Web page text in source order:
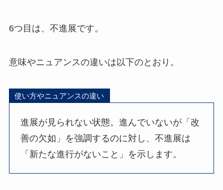
6つ目は、不進展です。
意味やニュアンスの違いは以下のとおり。
使い方やニュアンスの違い
進展が見られない状態。進んでいないが「改
善の欠如」を強調するのに対し、不進展は
「新たな進行がないこと」を示します。